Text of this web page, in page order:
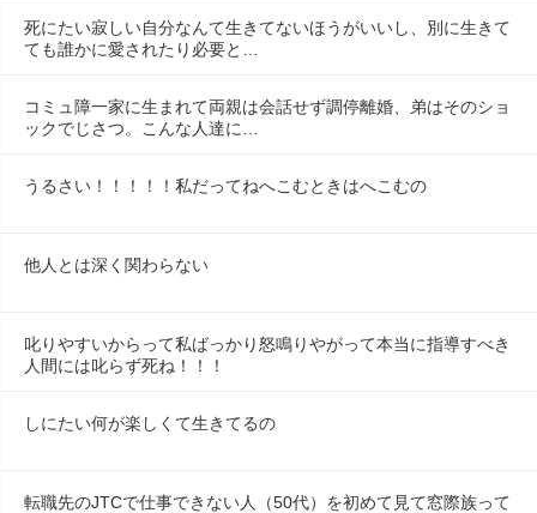
死にたい寂しい自分なんて生きてないほうがいいし、別に生きて
ても誰かに愛されたり必要と…
コミュ障一家に生まれて両親は会話せず調停離婚、弟はそのショ
ックでじさつ。こんな人達に…
うるさい！！！！！私だってねへこむときはへこむの
他人とは深く関わらない
叱りやすいからって私ばっかり怒鳴りやがって本当に指導すべき
人間には叱らず死ね！！！
しにたい何が楽しくて生きてるの
転職先のJTCで仕事できない人（50代）を初めて見て窓際族って